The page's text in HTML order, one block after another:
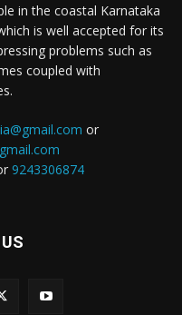
in the coastal Karnataka
is well accepted for its
problems such as
coupled with
or
9243306874